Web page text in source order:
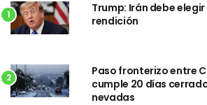
1
Trump: Irán debe
rendición
2
Paso fronterizo entre
cumple 20 días
nevadas